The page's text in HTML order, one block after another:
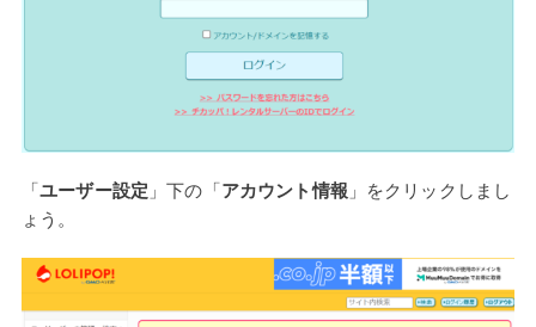
「ユーザー設定 」下の「アカウント情報 」をクリックしまし
ょう。